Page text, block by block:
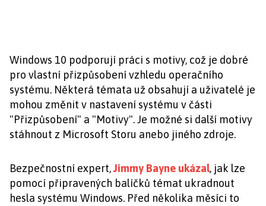
Windows 10 podporují práci s motivy, což je dobré
pro vlastní přizpůsobení vzhledu operačního
systému. Některá témata už obsahují a uživatelé je
mohou změnit v nastavení systému v části
"Přizpůsobení" a "Motivy". Je možné si další motivy
stáhnout z Microsoft Storu anebo jiného zdroje.
Bezpečnostní expert,Jimmy Bayne ukázal, jak lze
pomocí připravených balíčků témat ukradnout
hesla systému Windows. Před několika měsíci to